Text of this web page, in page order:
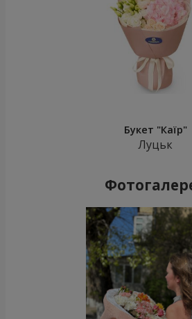
Букет "Каїр"
Луцьк